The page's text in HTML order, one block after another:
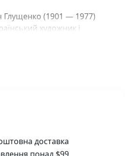
(1901 — 1977)
художник і
Письменники
вмінням поєднати
доставка